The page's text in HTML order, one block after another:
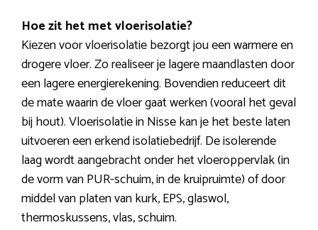
Hoe zit het met vloerisolatie?
Kiezen voor vloerisolatie bezorgt jou een warmere en
drogere vloer. Zo realiseer je lagere maandlasten door
een lagere energierekening. Bovendien reduceert dit
de mate waarin de vloer gaat werken (vooral het geval
bij hout). Vloerisolatie in Nisse kan je het beste laten
uitvoeren een erkend isolatiebedrijf. De isolerende
laag wordt aangebracht onder het vloeroppervlak (in
de vorm van PUR-schuim, in de kruipruimte) of door
middel van platen van kurk, EPS, glaswol,
thermoskussens, vlas, schuim.